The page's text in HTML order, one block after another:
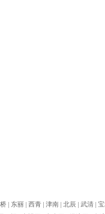
| 东丽 |西青 |津南 |北辰 |武清 |